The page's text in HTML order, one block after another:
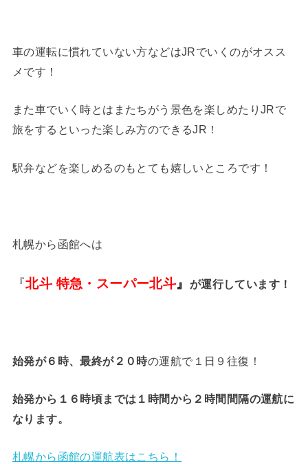
車の運転に慣れていない方などはJRでいくのがオスス
メです！
また車でいく時とはまたちがう景色を楽しめたりJRで
旅をするといった楽しみ方のできるJR！
駅弁などを楽しめるのもとても嬉しいところです！
札幌から函館へは
『北斗 特急・スーパー北斗』 が運行しています！
始発が６時、最終が２０時の運航で１日９往復！
始発から１６時頃までは１時間から２時間間隔の運航に
なります。
札幌から函館の運航表はこちら！